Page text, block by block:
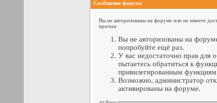
Сообщение форума
Вы не авторизованы на форуме или не имеете
причин:
Вы не авторизованы на
попробуйте ещё раз.
У вас недостаточно прав для
пытаетесь обратиться к
привилегированным
Возможно, администратор
активированы на форуме.